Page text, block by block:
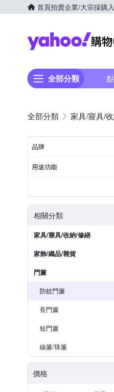
首頁拍賣企業/大宗採購
全部分類
家具/寢具/
品牌
用途功能
相關分類
家具/寢具/收納/修繕
家飾/織品/雜貨
門簾
防蚊門簾
長門簾
短門簾
線簾/珠簾
價格